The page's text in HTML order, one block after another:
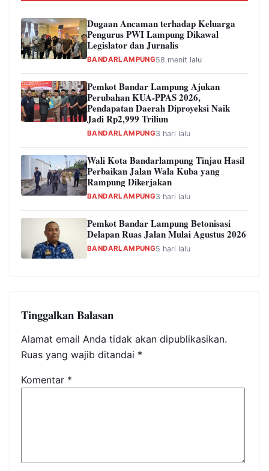
Dugaan Ancaman terhadap Keluarga
Pengurus PWI Lampung Dikawal
Legislator dan Jurnalis
BANDARLAMPUNG58 menit lalu
Pemkot Bandar Lampung Ajukan
Perubahan KUA-PPAS 2026,
Pendapatan Daerah Diproyeksi Naik
Jadi Rp2,999 Triliun
BANDARLAMPUNG3 hari lalu
Wali Kota Bandarlampung Tinjau Hasil
Perbaikan Jalan Wala Kuba yang
Rampung Dikerjakan
BANDARLAMPUNG3 hari lalu
Pemkot Bandar Lampung Betonisasi
Delapan Ruas Jalan Mulai Agustus 2026
BANDARLAMPUNG5 hari lalu
Tinggalkan Balasan
Alamat email Anda tidak akan dipublikasikan.
Ruas yang wajib ditandai *
Komentar *